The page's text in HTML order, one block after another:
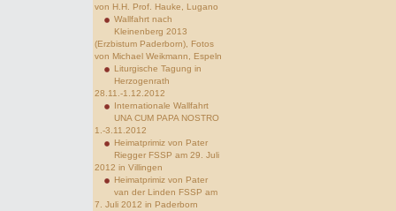
von H.H. Prof. Hauke, Lugano
Wallfahrt nach
Kleinenberg 2013
(Erzbistum Paderborn), Fotos
von Michael Weikmann, Espeln
Liturgische Tagung in
Herzogenrath
28.11.-1.12.2012
Internationale Wallfahrt
UNA CUM PAPA NOSTRO
1.-3.11.2012
Heimatprimiz von Pater
Riegger FSSP am 29. Juli
2012 in Villingen
Heimatprimiz von Pater
van der Linden FSSP am
7. Juli 2012 in Paderborn